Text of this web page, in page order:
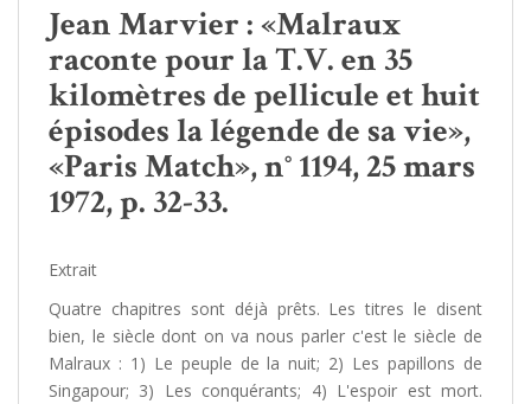
Jean Marvier : «Malraux
raconte pour la T.V. en 35
kilomètres de pellicule et huit
épisodes la légende de sa vie»,
«Paris Match», n° 1194, 25 mars
1972, p. 32-33.
Extrait
Quatre chapitres sont déjà prêts. Les titres le disent
bien, le siècle dont on va nous parler c'est le siècle de
Malraux : 1) Le peuple de la nuit; 2) Les papillons de
Singapour; 3) Les conquérants; 4) L'espoir est mort.